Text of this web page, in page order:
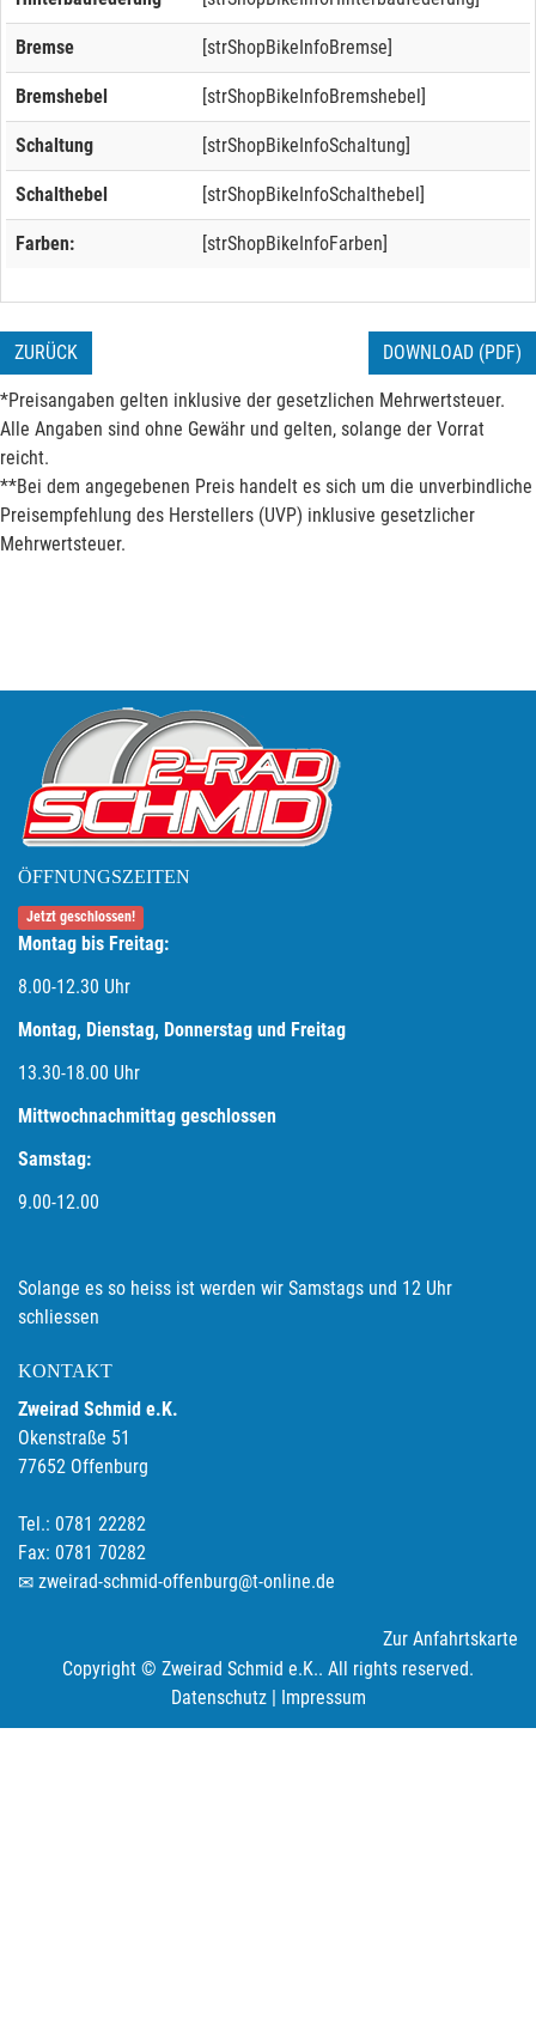
Bremse [strShopBikeInfoBremse]
Bremshebel [strShopBikeInfoBremshebel]
Schaltung [strShopBikeInfoSchaltung]
Schalthebel [strShopBikeInfoSchalthebel]
Farben: [strShopBikeInfoFarben]
ZURÜCK DOWNLOAD (PDF)
*Preisangaben gelten inklusive der gesetzlichen Mehrwertsteuer.
Alle Angaben sind ohne Gewähr und gelten, solange der Vorrat
reicht.
**Bei dem angegebenen Preis handelt es sich um die unverbindliche
Preisempfehlung des Herstellers (UVP) inklusive gesetzlicher
Mehrwertsteuer.
ÖFFNUNGSZEITEN
Jetzt geschlossen!
Montag bis Freitag:
8.00-12.30 Uhr
Montag, Dienstag, Donnerstag und Freitag
13.30-18.00 Uhr
Mittwochnachmittag geschlossen
Samstag:
9.00-12.00
Solange es so heiss ist werden wir Samstags und 12 Uhr
schliessen
KONTAKT
Zweirad Schmid e.K.
Okenstraße 51
77652 Offenburg
Tel.: 0781 22282
Fax: 0781 70282
zweirad-schmid-offenburg@t-online.de
Zur Anfahrtskarte
Copyright © Zweirad Schmid e.K.. All rights reserved.
Datenschutz| Impressum